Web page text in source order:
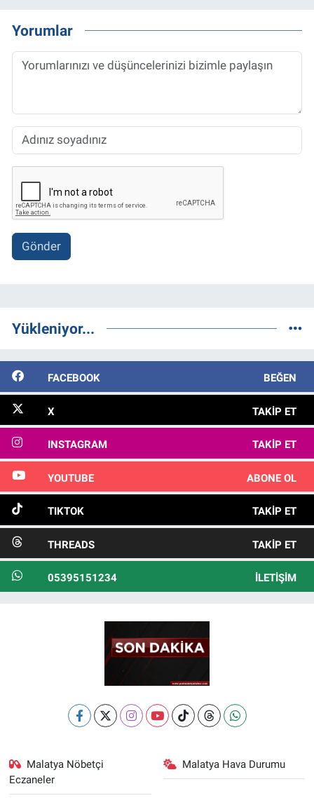
Yorumlar
Gönder
Yükleniyor...
FACEBOOK BEĞEN
X TAKIP ET
INSTAGRAM TAKIP ET
YOUTUBE ABONE OL
TIKTOK TAKIP ET
THREADS TAKIP ET
05395151234 İLETIŞIM
Malatya Nöbetçi
Eczaneler
Malatya Hava Durumu